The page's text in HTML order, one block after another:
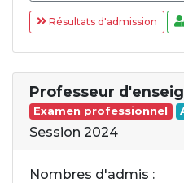
Résultats d'admission
Professeur
Examen professionnel
Session 2024
Nombres d'admis :